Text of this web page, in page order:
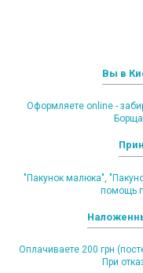
Вы в
Оформляете online -
"Пакунок малюка",
помощь
Оплачиваете 200 грн
При